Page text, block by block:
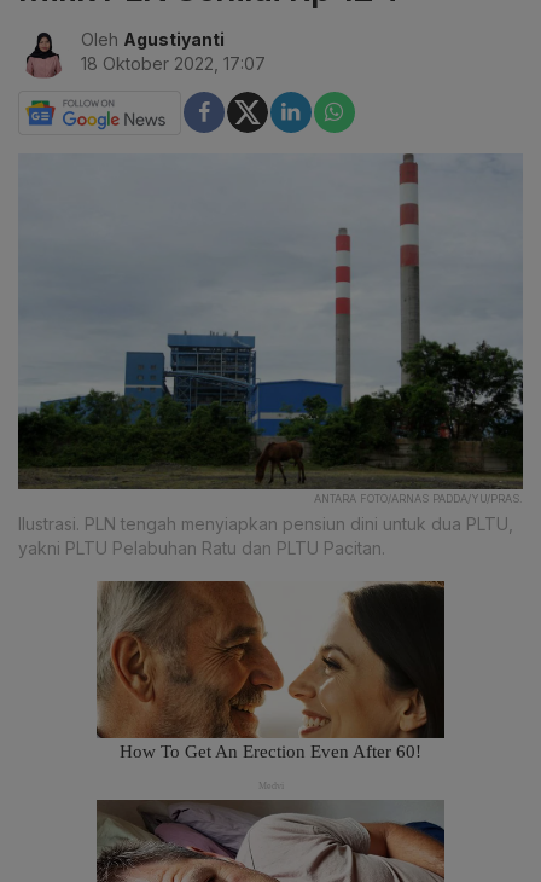
Oleh Agustiyanti
18 Oktober 2022, 17:07
ANTARA FOTO/ARNAS PADDA/YU/PRAS.
Ilustrasi. PLN tengah menyiapkan pensiun dini untuk dua PLTU,
yakni PLTU Pelabuhan Ratu dan PLTU Pacitan.